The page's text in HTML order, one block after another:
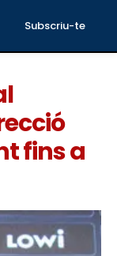
Subscriu-te
fins a